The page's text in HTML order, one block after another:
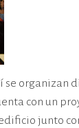
se
con un
junto